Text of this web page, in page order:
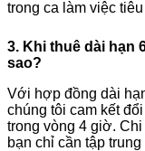
trong ca làm việc
3. Khi thuê dài hạn
sao?
Với hợp đồng dài
chúng tôi cam kết
trong vòng 4 giờ.
bạn chỉ cần tập